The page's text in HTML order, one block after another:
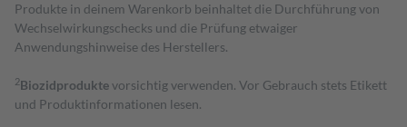
Produkte in deinem Warenkorb beinhaltet die Durchführung von
Wechselwirkungschecks und die Prüfung etwaiger
Anwendungshinweise des Herstellers.
2Biozidproduktevorsichtig verwenden. Vor Gebrauch stets Etikett
und Produktinformationen lesen.